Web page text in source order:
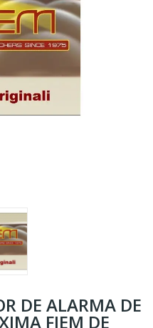
DE ALARMA DE
FIEM DE